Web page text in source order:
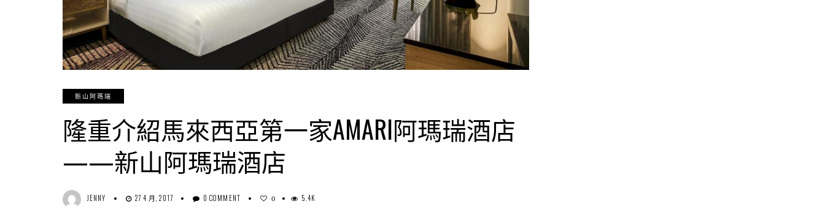
新山阿瑪瑞
隆重介紹馬來西亞第一家AMARI阿瑪瑞酒店
——新山阿瑪瑞酒店
JENNY 27 4 月, 2017 0 COMMENT 0 5.4K